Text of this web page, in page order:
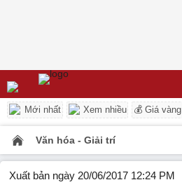
Mới nhất Xem nhiều 💰 Giá vàng
Văn hóa - Giải trí
Xuất bản ngày 20/06/2017 12:24 PM